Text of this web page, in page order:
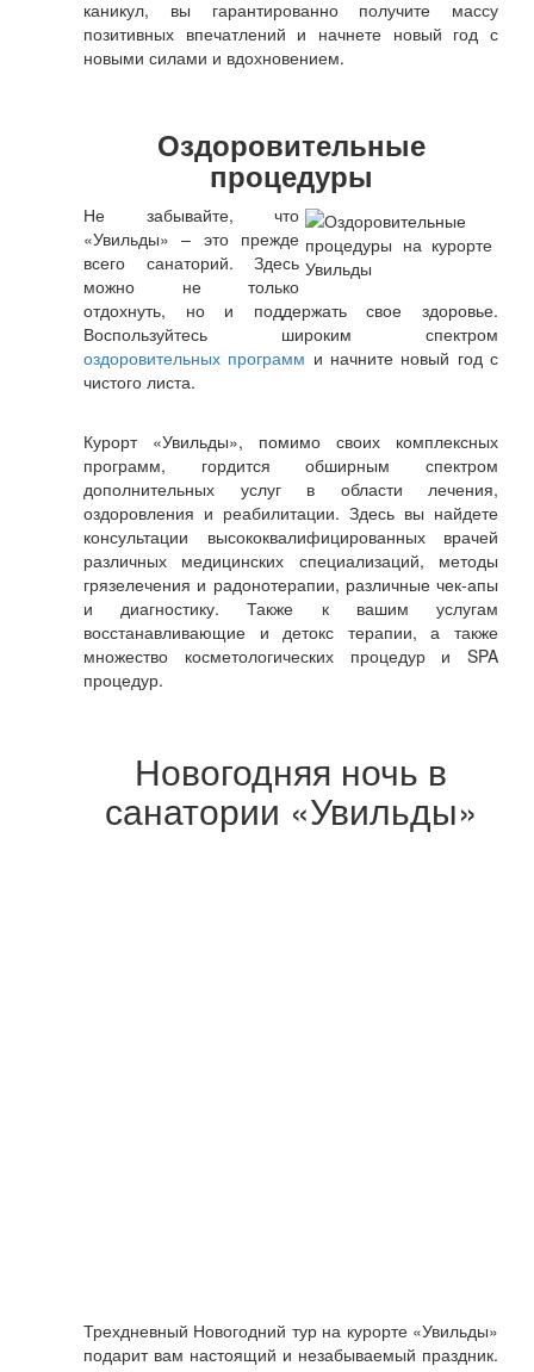
каникул, вы гарантированно получите массу
позитивных впечатлений и начнете новый год с
новыми силами и вдохновением.
Оздоровительные
процедуры
Не забывайте, что
«Увильды» – это прежде
всего санаторий. Здесь
можно не только
отдохнуть, но и поддержать свое здоровье.
Воспользуйтесь широким спектром
оздоровительных программ и начните новый год с
чистого листа.
Курорт «Увильды», помимо своих комплексных
программ, гордится обширным спектром
дополнительных услуг в области лечения,
оздоровления и реабилитации. Здесь вы найдете
консультации высококвалифицированных врачей
различных медицинских специализаций, методы
грязелечения и радонотерапии, различные чек-апы
и диагностику. Также к вашим услугам
восстанавливающие и детокс терапии, а также
множество косметологических процедур и SPA
процедур.
Новогодняя ночь в
санатории «Увильды»
Трехдневный Новогодний тур на курорте «Увильды»
подарит вам настоящий и незабываемый праздник.